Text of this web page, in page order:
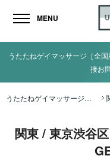
MENU
うたたねゲイマッサージ［全
接お
うたたねゲイマッサージ全国ナビ TOP
関東 / 東京渋谷